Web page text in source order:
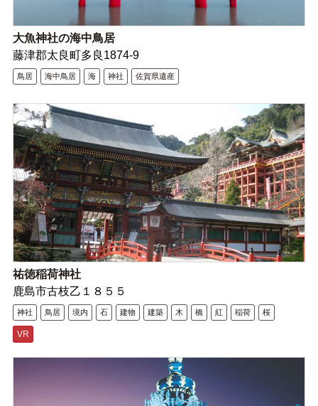
大魚神社の海中鳥居
藤津郡太良町多良1874-9
鳥居 海中鳥居 海 神社 佐賀県遺産
祐徳稲荷神社
鹿島市古枝乙１８５５
神社 鳥居 境内 石 建物 建築 木 橋 紅 稲荷 桜
VR